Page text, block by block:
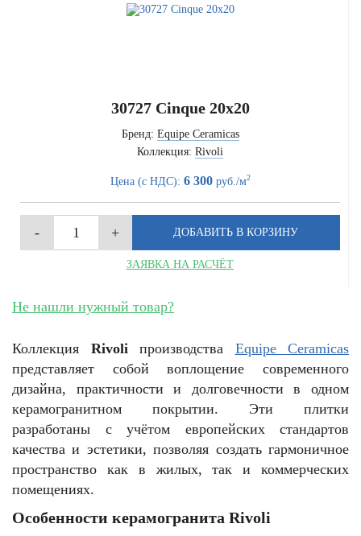
30727 Cinque 20x20
Бренд: Equipe Ceramicas
Коллекция: Rivoli
Цена (с НДС): 6 300руб./м2
ЗАЯВКА НА РАСЧЁТ
Не нашли нужный товар?
Коллекция Rivoliпроизводства Equipe Ceramicas
представляет собой воплощение современного
дизайна, практичности и долговечности в одном
керамогранитном покрытии. Эти плитки
разработаны с учётом европейских стандартов
качества и эстетики, позволяя создать гармоничное
пространство как в жилых, так и коммерческих
помещениях.
Особенности керамогранита Rivoli